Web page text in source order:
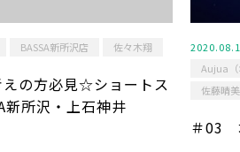
BASSA新所沢店 佐々木翔
の方必見☆ショートス
所沢・上石神井
Aujua（
佐藤晴美
＃03